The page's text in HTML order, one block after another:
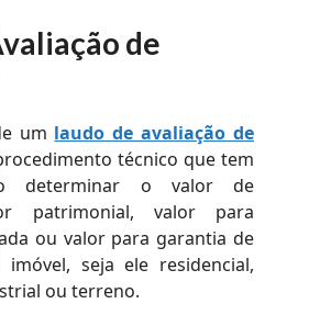
de
um laudo de avaliação de
técnico que tem
determinar o valor de
patrimonial, valor para
ou valor para garantia de
seja ele residencial,
ou terreno.